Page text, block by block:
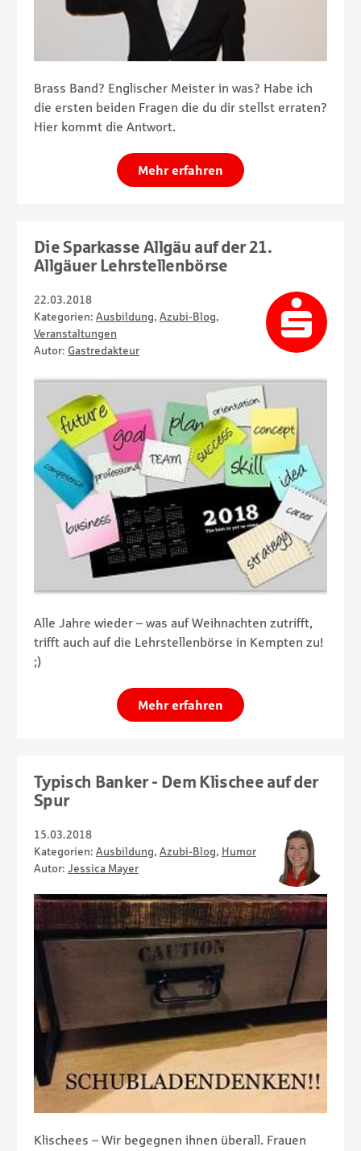
Brass Band? Englischer Meister in was? Habe ich
die ersten beiden Fragen die du dir stellst erraten?
Hier kommt die Antwort.
Mehr erfahren
Die Sparkasse Allgäu auf der 21.
Allgäuer Lehrstellenbörse
22.03.2018
Kategorien: Ausbildung, Azubi-Blog,
Veranstaltungen
Autor: Gastredakteur
Alle Jahre wieder – was auf Weihnachten zutrifft,
trifft auch auf die Lehrstellenbörse in Kempten zu!
;)
Mehr erfahren
Typisch Banker - Dem Klischee auf der
Spur
15.03.2018
Kategorien: Ausbildung, Azubi-Blog, Humor
Autor: Jessica Mayer
Klischees – Wir begegnen ihnen überall. Frauen